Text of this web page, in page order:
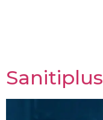
Sanitiplus